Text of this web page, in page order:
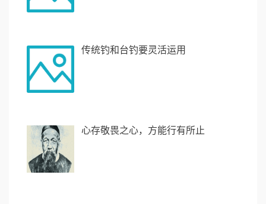
传统钓和台钓要灵活运用
心存敬畏之心，方能行有所止